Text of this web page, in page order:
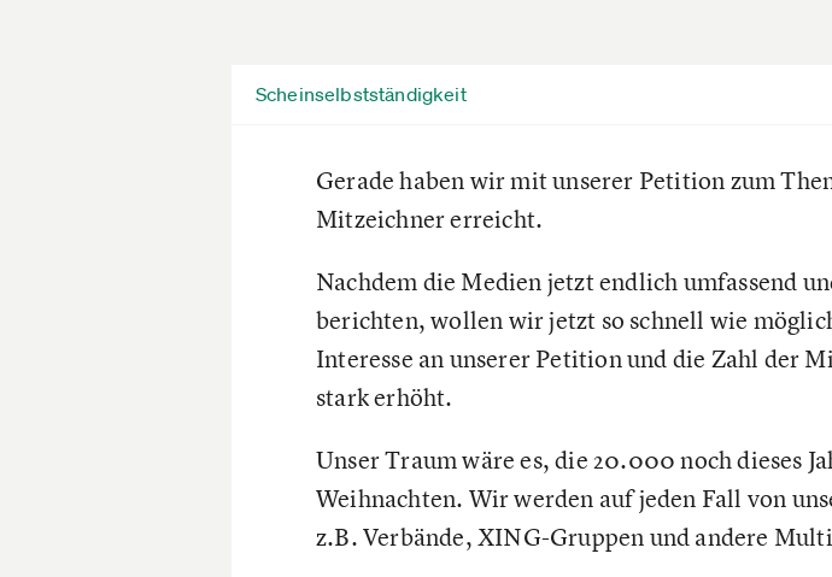
Scheinselbstständigkeit
Gerade haben wir mit unserer Petition zum
Mitzeichner erreicht.
Nachdem die Medien jetzt endlich umfassend
berichten, wollen wir jetzt so schnell wie
Interesse an unserer Petition und die Zahl der
stark erhöht.
Unser Traum wäre es, die 20.000 noch dieses
Weihnachten. Wir werden auf jeden Fall von
z.B. Verbände, XING-Gruppen und andere